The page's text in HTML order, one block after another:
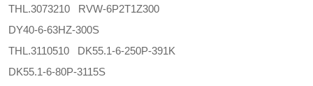
THL.3073210 RVW-6P2T1Z300
DY40-6-63HZ-300S
THL.3110510 DK55.1-6-250P-391K
DK55.1-6-80P-3115S